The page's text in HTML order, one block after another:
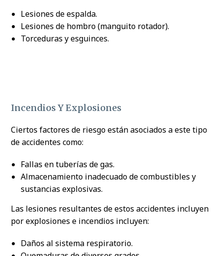
Lesiones de espalda.
Lesiones de hombro (manguito rotador).
Torceduras y esguinces.
Incendios Y Explosiones
Ciertos factores de riesgo están asociados a este tipo
de accidentes como:
Fallas en tuberías de gas.
Almacenamiento inadecuado de combustibles y
sustancias explosivas.
Las lesiones resultantes de estos accidentes incluyen
por explosiones e incendios incluyen:
Daños al sistema respiratorio.